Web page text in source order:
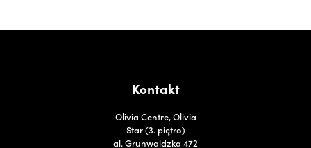
Kontakt
Olivia Centre, Olivia
Star (3. piętro)
al. Grunwaldzka 472